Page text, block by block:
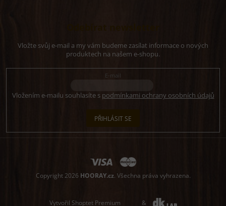
Vložte svůj e-mail a my vám budeme zasílat informace o nových
produktech na našem e-shopu.
E-mail
Vložením e-mailu souhlasíte s podmínkami ochrany osobních údajů
PŘIHLÁSIT SE
Vytvořil Shoptet Premium &
Copyright 2026 HOORAY.cz. Všechna práva vyhrazena.